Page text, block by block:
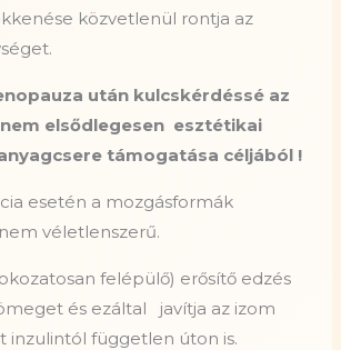
közvetlenül rontja az
után kulcskérdéssé az
elsődlegesen esztétikai
támogatása céljából !
esetén a mozgásformák
véletlenszerű.
felépülő) erősítő edzés
és ezáltal javítja az izom
inzulintól független úton is.